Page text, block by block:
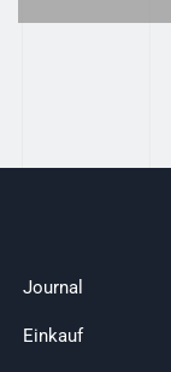
Journal
Einkauf